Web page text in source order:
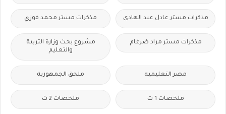
مذكرات مستر عادل عبد الهادى مذكرات مستر محمد فوزي
مذكرات مستر مراد ضرغام
مشروع بحث وزارة التربية
والتعليم
مصر التعليميه ملحق الجمهورية
ملخصات 1 ث ملخصات 2 ث